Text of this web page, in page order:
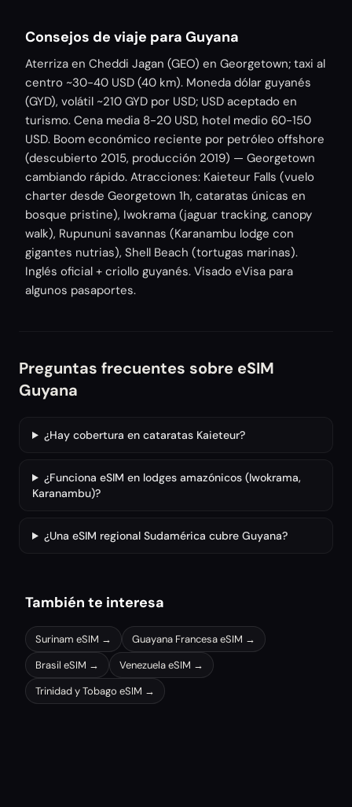
Consejos de viaje para Guyana
Aterriza en Cheddi Jagan (GEO) en Georgetown; taxi al
centro ~30-40 USD (40 km). Moneda dólar guyanés
(GYD), volátil ~210 GYD por USD; USD aceptado en
turismo. Cena media 8-20 USD, hotel medio 60-150
USD. Boom económico reciente por petróleo offshore
(descubierto 2015, producción 2019) — Georgetown
cambiando rápido. Atracciones: Kaieteur Falls (vuelo
charter desde Georgetown 1h, cataratas únicas en
bosque pristine), Iwokrama (jaguar tracking, canopy
walk), Rupununi savannas (Karanambu lodge con
gigantes nutrias), Shell Beach (tortugas marinas).
Inglés oficial + criollo guyanés. Visado eVisa para
algunos pasaportes.
Preguntas frecuentes sobre eSIM
Guyana
¿Hay cobertura en cataratas Kaieteur?
¿Funciona eSIM en lodges amazónicos (Iwokrama,
Karanambu)?
¿Una eSIM regional Sudamérica cubre Guyana?
También te interesa
Surinam eSIM → Guayana FrancesaeSIM →
Brasil eSIM → VenezuelaeSIM →
Trinidad y Tobago eSIM →